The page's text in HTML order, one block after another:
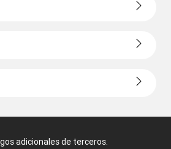
adicionales de terceros.